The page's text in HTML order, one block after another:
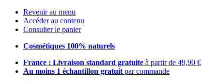
Revenir au menu
Accéder au contenu
Consulter le panier
Cosmétiques 100% naturels
France : Livraison standard gratuite à partir de 49,90 €
Au moins 1 échantillon gratuit par commande